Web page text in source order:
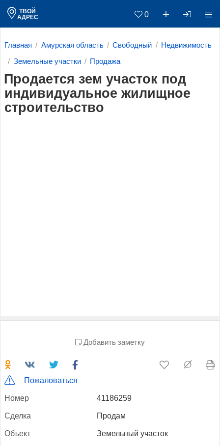
ТВОЙ
АДРЕС
0
Главная Амурская область Свободный Недвижимость
Земельные участки Продажа
Продается зем участок под
индивидуальное жилищное
строительство
Добавить заметку
Пожаловаться
Но­мер 41186259
Сдел­ка Продам
Объ­ект Земельный участок